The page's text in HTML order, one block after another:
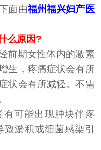
面由福州福兴妇产医
么原因?
期女性体内的激素
生，疼痛症状会有所
状会有所减轻。不需
可能出现肿块伴疼
淤积或细菌感染引